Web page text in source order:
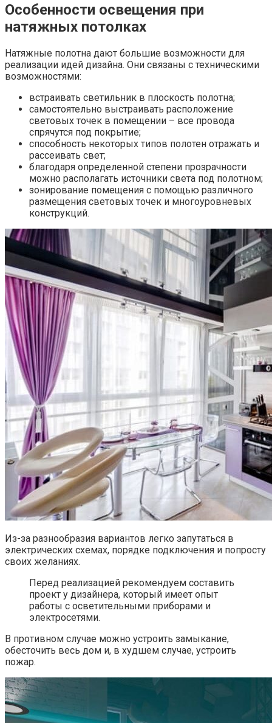
Особенности освещения при
натяжных потолках
Натяжные полотна дают большие возможности для
реализации идей дизайна. Они связаны с техническими
возможностями:
встраивать светильник в плоскость полотна;
самостоятельно выстраивать расположение
световых точек в помещении – все провода
спрячутся под покрытие;
способность некоторых типов полотен отражать и
рассеивать свет;
благодаря определенной степени прозрачности
можно располагать источники света под полотном;
зонирование помещения с помощью различного
размещения световых точек и многоуровневых
конструкций.
Из-за разнообразия вариантов легко запутаться в
электрических схемах, порядке подключения и попросту
своих желаниях.
Перед реализацией рекомендуем составить
проект у дизайнера, который имеет опыт
работы с осветительными приборами и
электросетями.
В противном случае можно устроить замыкание,
обесточить весь дом и, в худшем случае, устроить
пожар.